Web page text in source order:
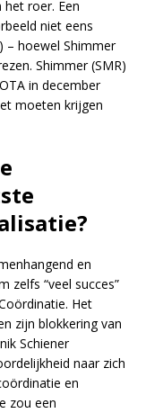
het roer. Een
niet eens
– hoewel Shimmer
Shimmer (SMR)
in december
moeten krijgen
en
zelfs “veel succes”
Het
zijn blokkering van
Schiener
naar zich
en
zou een